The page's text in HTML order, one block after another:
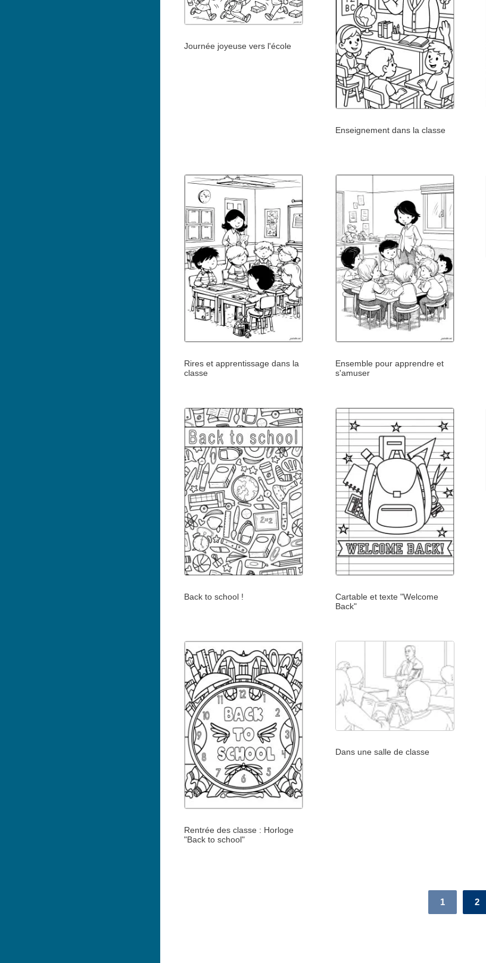
Journée joyeuse vers l'école
Enseignement dans la classe
Rires et apprentissage dans la
classe
Ensemble pour apprendre et
s'amuser
Back to school !
Cartable et texte "Welcome
Back"
Rentrée des classe : Horloge
"Back to school"
Dans une salle de classe
1 2